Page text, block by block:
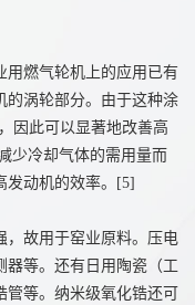
用燃气轮机上的应用已有
的涡轮部分。由于这种涂
因此可以显著地改善高
少冷却气体的需用量而
发动机的效率。[5]
，故用于窑业原料。压电
器等。还有日用陶瓷（工
管等。纳米级氧化锆还可